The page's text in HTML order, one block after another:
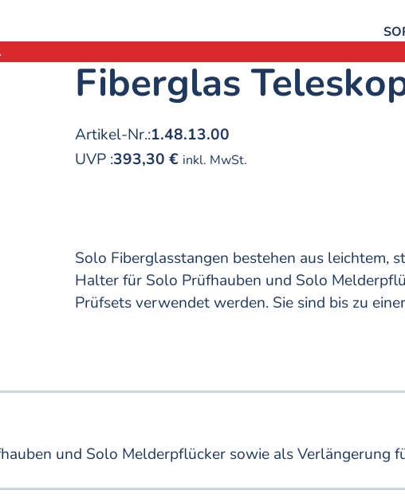
Fiberglas
Artikel-Nr.:1.48.13.00
UVP :393,30 € inkl. MwSt.
Solo Fiberglasstangen bestehen aus leichtem,
Halter für Solo Prüfhauben und Solo
Prüfsets verwendet werden. Sie sind bis zu
und Solo Melderpflücker sowie als Verlängerung